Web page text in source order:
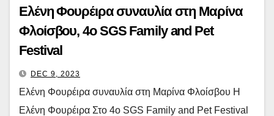
Ελένη Φουρέιρα συναυλία στη Μαρίνα
Φλοίσβου, 4ο SGS Family and Pet
Festival
DEC 9, 2023
Ελένη Φουρέιρα συναυλία στη Μαρίνα Φλοίσβου Η
Ελένη Φουρέιρα Στο 4ο SGS Family and Pet Festival